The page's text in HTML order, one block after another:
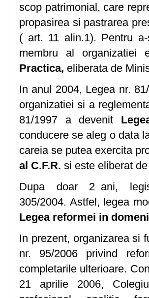
scop patrimonial, care
propasirea si pastrarea
( art. 11 alin.1). Pentru
membru al
Practica, eliberata de
In anul 2004, Legea nr.
organizatiei si a
81/1997 a devenit
conducere se aleg o data
careia se putea exercita
al C.F.R. si este eliberat
Dupa doar 2 ani,
305/2004. Astfel, legea
Legea reformei in
In prezent, organizarea si
nr. 95/2006 privind
completarile ulterioare.
21 aprilie 2006,